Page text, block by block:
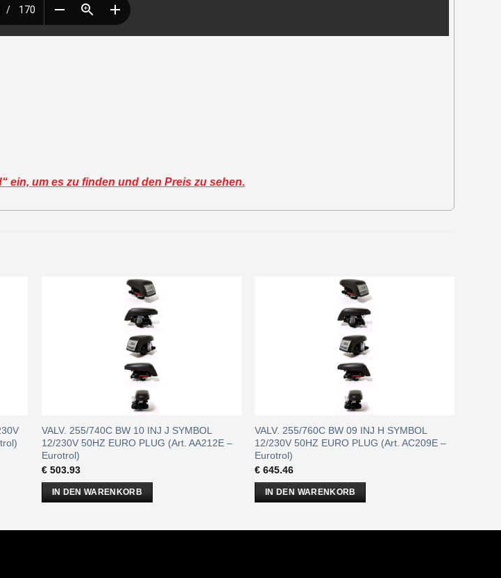
ein, um es zu finden und den Preis zu sehen.
VALV. 255/740C BW 10 INJ J SYMBOL
12/230V 50HZ EURO PLUG (Art. AA212E –
Eurotrol)
€503.93
IN DEN WARENKORB
VALV. 255/760C BW 09 INJ H SYMBOL
12/230V 50HZ EURO PLUG (Art. AC209E –
Eurotrol)
€ 645.46
IN DEN WARENKORB